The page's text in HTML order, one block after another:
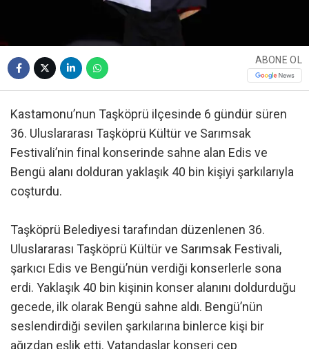
ABONE OL
Kastamonu’nun Taşköprü ilçesinde 6 gündür süren
36. Uluslararası Taşköprü Kültür ve Sarımsak
Festivali’nin final konserinde sahne alan Edis ve
Bengü alanı dolduran yaklaşık 40 bin kişiyi şarkılarıyla
coşturdu.
Taşköprü Belediyesi tarafından düzenlenen 36.
Uluslararası Taşköprü Kültür ve Sarımsak Festivali,
şarkıcı Edis ve Bengü’nün verdiği konserlerle sona
erdi. Yaklaşık 40 bin kişinin konser alanını doldurduğu
gecede, ilk olarak Bengü sahne aldı. Bengü’nün
seslendirdiği sevilen şarkılarına binlerce kişi bir
ağızdan eşlik etti. Vatandaşlar konseri cep